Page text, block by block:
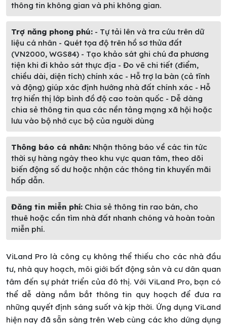
thông tin không gian và phi không gian.
Trợ năng phong phú: - Tự tải lên và tra cứu trên dữ
liệu cá nhân - Quét tọa độ trên hồ sơ thửa đất
(VN2000, WGS84) - Tạo khảo sát ghi chú đa phương
tiện khi đi khảo sát thực địa - Đo vẽ chi tiết (điểm,
chiều dài, diện tích) chính xác - Hỗ trợ la bàn (cả tĩnh
và động) giúp xác định hướng nhà đất chính xác - Hỗ
trợ hiển thị lớp bình đồ độ cao toàn quốc - Dễ dàng
chia sẻ thông tin qua các nền tảng mạng xã hội hoặc
lưu vào bộ nhớ cục bộ của người dùng
Thông báo cá nhân: Nhận thông báo về các tin tức
thời sự hàng ngày theo khu vực quan tâm, theo dõi
biến động số dư hoặc nhận các thông tin khuyến mãi
hấp dẫn.
Đăng tin miễn phí: Chia sẻ thông tin rao bán, cho
thuê hoặc cần tìm nhà đất nhanh chóng và hoàn toàn
miễn phí.
ViLand Pro là công cụ không thể thiếu cho các nhà đầu
tư, nhà quy hoạch, môi giới bất động sản và cư dân quan
tâm đến sự phát triển của đô thị. Với ViLand Pro, bạn có
thể dễ dàng nắm bắt thông tin quy hoạch để đưa ra
những quyết định sáng suốt và kịp thời. Ứng dụng ViLand
hiện nay đã sẵn sàng trên Web cùng các kho dứng dụng